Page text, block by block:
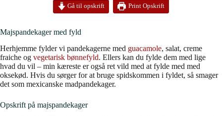
Gå til opskrift Print Opskrift
Majspandekager med fyld
Herhjemme fylder vi pandekagerne med guacamole, salat, creme
fraiche og vegetarisk bønnefyld. Ellers kan du fylde dem med lige
hvad du vil – min kæreste er også ret vild med at fylde med med
oksekød. Hvis du sørger for at bruge spidskommen i fyldet, så smager
det som mexicanske madpandekager.
Opskrift på majspandekager